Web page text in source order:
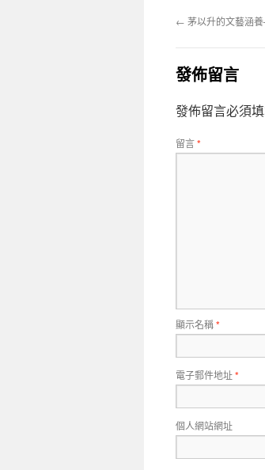
← 茅以升的文藝涵
發佈留言
發佈留言必須
留言*
顯示名稱*
電子郵件地址*
個人網站網址